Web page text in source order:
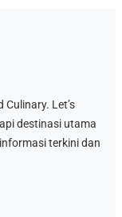
Let’s
destinasi utama
terkini dan